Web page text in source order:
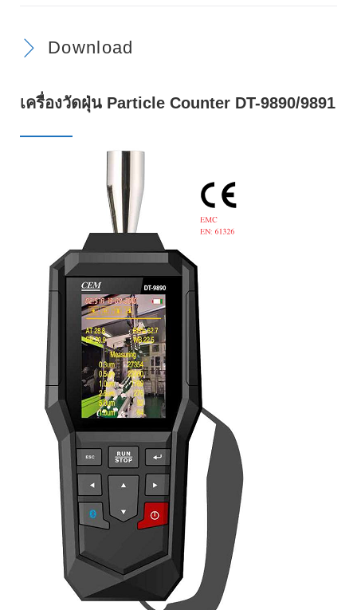
Download
เครื่องวัดฝุ่น Particle Counter DT-9890/9891